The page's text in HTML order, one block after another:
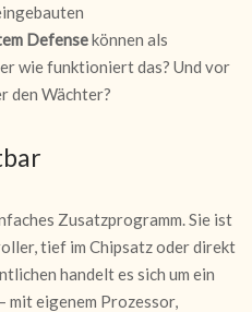
Defensekönnen als
wie funktioniert das? Und vor
den Wächter?
Zusatzprogramm. Sie ist
tief im Chipsatz oder direkt
handelt es sich um ein
mit eigenem Prozessor,